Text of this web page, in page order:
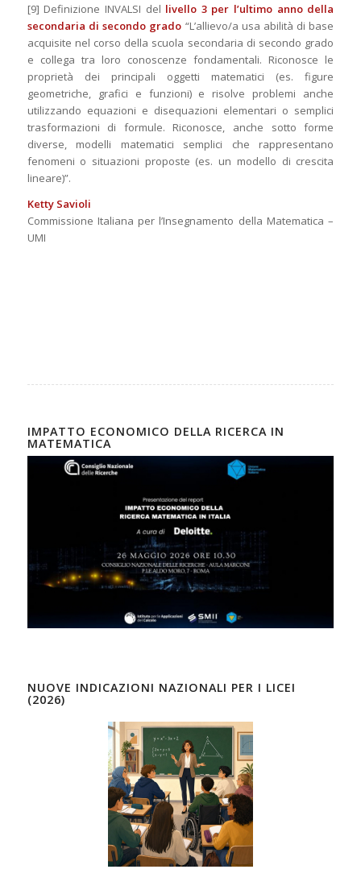
[9] Definizione INVALSI del livello 3 per l’ultimo anno della
secondaria di secondo grado “L’allievo/a usa abilità di base
acquisite nel corso della scuola secondaria di secondo grado
e collega tra loro conoscenze fondamentali. Riconosce le
proprietà dei principali oggetti matematici (es. figure
geometriche, grafici e funzioni) e risolve problemi anche
utilizzando equazioni e disequazioni elementari o semplici
trasformazioni di formule. Riconosce, anche sotto forme
diverse, modelli matematici semplici che rappresentano
fenomeni o situazioni proposte (es. un modello di crescita
lineare)”.
Ketty Savioli
Commissione Italiana per l’Insegnamento della Matematica –
UMI
IMPATTO ECONOMICO DELLA RICERCA IN
MATEMATICA
NUOVE INDICAZIONI NAZIONALI PER I LICEI
(2026)